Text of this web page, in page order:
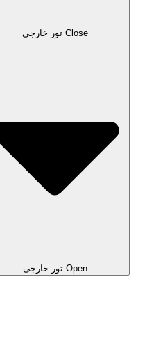
Close تور خارجی
Open تور خارجی